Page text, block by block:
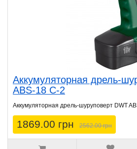
Аккумуляторная дрель-
ABS-18 C-2
Аккумуляторная дрель-шуруповерт DWT
1869.00 грн 2562.00 грн